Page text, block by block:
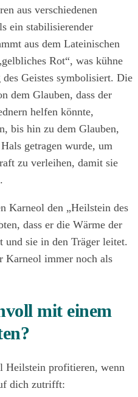
aus verschiedenen
ein stabilisierender
aus dem Lateinischen
Rot“, was kühne
Geistes symbolisiert. Die
dem Glauben, dass der
helfen könnte,
bis hin zu dem Glauben,
getragen wurde, um
zu verleihen, damit sie
Karneol den „Heilstein des
dass er die Wärme der
und sie in den Träger leitet.
Karneol immer noch als
mit einem
Heilstein profitieren, wenn
dich zutrifft: